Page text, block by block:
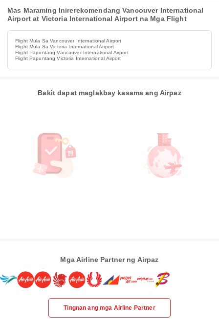
Mas Maraming Inirerekomendang Vancouver International
Airport at Victoria International Airport na Mga Flight
Flight Mula Sa Vancouver International Airport
Flight Mula Sa Victoria International Airport
Flight Papuntang Vancouver International Airport
Flight Papuntang Victoria International Airport
Bakit dapat maglakbay kasama ang Airpaz
Mga Airline Partner ng Airpaz
Tingnan ang mga Airline Partner